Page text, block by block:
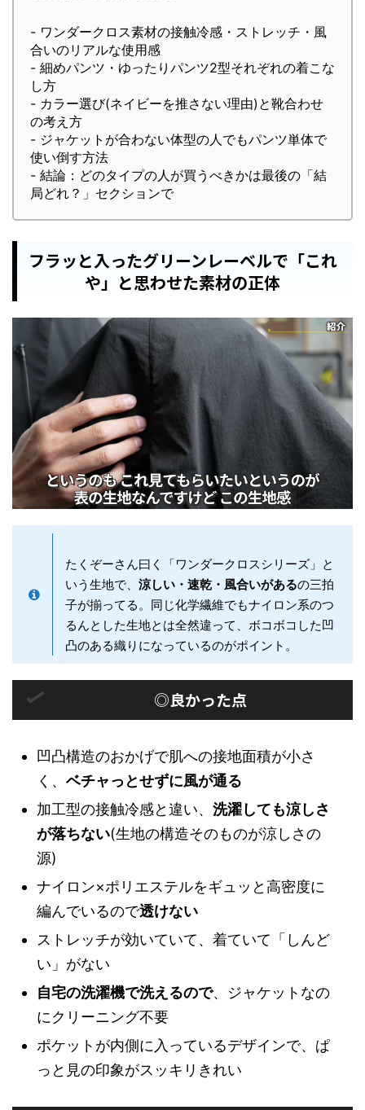
- ワンダークロス素材の接触冷感・ストレッチ・風
合いのリアルな使用感
- 細めパンツ・ゆったりパンツ2型それぞれの着こな
し方
- カラー選び(ネイビーを推さない理由)と靴合わせ
の考え方
- ジャケットが合わない体型の人でもパンツ単体で
使い倒す方法
- 結論：どのタイプの人が買うべきかは最後の「結
局どれ？」セクションで
フラッと入ったグリーンレーベルで「これ
や」と思わせた素材の正体
たくぞーさん曰く「ワンダークロスシリーズ」と
いう生地で、 涼しい・速乾・風合いがあるの三拍
子が揃ってる。同じ化学繊維でもナイロン系のつ
るんとした生地とは全然違って、ボコボコした凹
凸のある織りになっているのがポイント。
◎良かった点
凹凸構造のおかげで肌への接地面積が小さ
く、 ベチャっとせずに風が通る
加工型の接触冷感と違い、 洗濯しても涼しさ
が落ちない(生地の構造そのものが涼しさの
源)
ナイロン×ポリエステルをギュッと高密度に
編んでいるので透けない
ストレッチが効いていて、着ていて「しんど
い」がない
自宅の洗濯機で洗えるので、ジャケットなの
にクリーニング不要
ポケットが内側に入っているデザインで、ぱ
っと見の印象がスッキリきれい